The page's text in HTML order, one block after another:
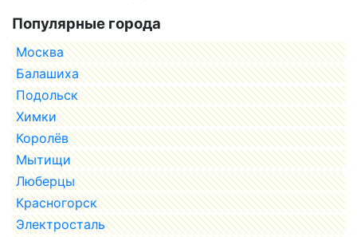
Популярные города
Москва
Балашиха
Подольск
Химки
Королёв
Мытищи
Люберцы
Красногорск
Электросталь